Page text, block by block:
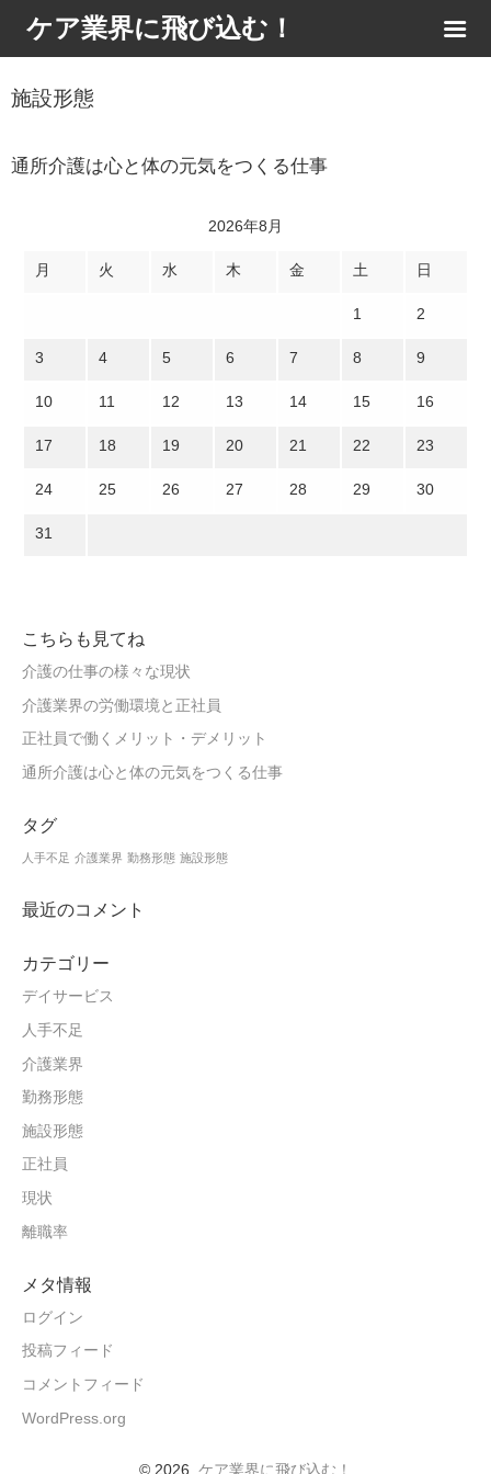
ケア業界に飛び込む！
施設形態
通所介護は心と体の元気をつくる仕事
2026年8月
月 火 水 木 金 土 日
1 2
3 4 5 6 7 8 9
10 11 12 13 14 15 16
17 18 19 20 21 22 23
24 25 26 27 28 29 30
31
こちらも見てね
介護の仕事の様々な現状
介護業界の労働環境と正社員
正社員で働くメリット・デメリット
通所介護は心と体の元気をつくる仕事
タグ
人手不足 介護業界 勤務形態 施設形態
最近のコメント
カテゴリー
デイサービス
人手不足
介護業界
勤務形態
施設形態
正社員
現状
離職率
メタ情報
ログイン
投稿フィード
コメントフィード
WordPress.org
© 2026 ケア業界に飛び込む！